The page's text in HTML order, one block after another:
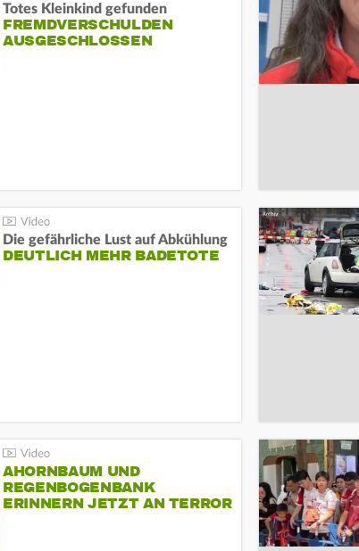
Totes Kleinkind gefunden
FREMDVERSCHULDEN
AUSGESCHLOSSEN
Die gefährliche Lust auf Abkühlung
DEUTLICH MEHR BADETOTE
AHORNBAUM UND
REGENBOGENBANK
ERINNERN JETZT AN TERROR